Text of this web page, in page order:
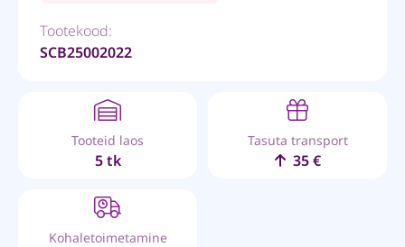
Tootekood:
SCB25002022
Tooteid laos
5 tk
Tasuta transport
35 €
Kohaletoimetamine